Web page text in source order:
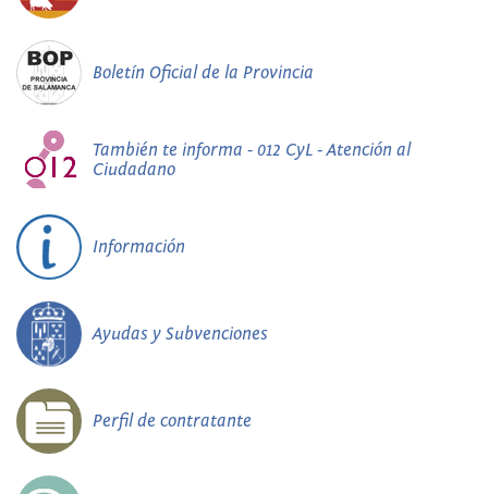
Boletín Oficial de la Provincia
También te informa - 012 CyL - Atención al
Ciudadano
Información
Ayudas y Subvenciones
Perfil de contratante